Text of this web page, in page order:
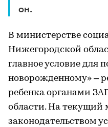
он.
В министерстве
Нижегородской
главное условие для
новорожденному» –
ребенка органами
области. На текущий
законодательством